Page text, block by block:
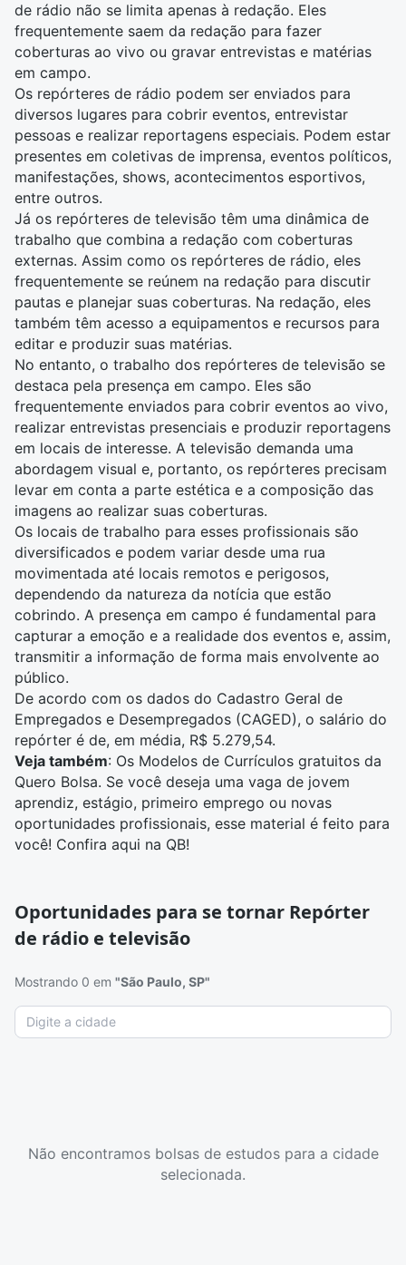
de rádio não se limita apenas à redação. Eles
frequentemente saem da redação para fazer
coberturas ao vivo ou gravar entrevistas e matérias
em campo.
Os repórteres de rádio podem ser enviados para
diversos lugares para cobrir eventos, entrevistar
pessoas e realizar reportagens especiais. Podem estar
presentes em coletivas de imprensa, eventos políticos,
manifestações, shows, acontecimentos esportivos,
entre outros.
Já os repórteres de televisão têm uma dinâmica de
trabalho que combina a redação com coberturas
externas. Assim como os repórteres de rádio, eles
frequentemente se reúnem na redação para discutir
pautas e planejar suas coberturas. Na redação, eles
também têm acesso a equipamentos e recursos para
editar e produzir suas matérias.
No entanto, o trabalho dos repórteres de televisão se
destaca pela presença em campo. Eles são
frequentemente enviados para cobrir eventos ao vivo,
realizar entrevistas presenciais e produzir reportagens
em locais de interesse. A televisão demanda uma
abordagem visual e, portanto, os repórteres precisam
levar em conta a parte estética e a composição das
imagens ao realizar suas coberturas.
Os locais de trabalho para esses profissionais são
diversificados e podem variar desde uma rua
movimentada até locais remotos e perigosos,
dependendo da natureza da notícia que estão
cobrindo. A presença em campo é fundamental para
capturar a emoção e a realidade dos eventos e, assim,
transmitir a informação de forma mais envolvente ao
público.
De acordo com os dados do Cadastro Geral de
Empregados e Desempregados (CAGED), o salário do
repórter é de, em média, R$ 5.279,54.
Veja também: Os Modelos de Currículos gratuitos da
Quero Bolsa. Se você deseja uma vaga de jovem
aprendiz, estágio, primeiro emprego ou novas
oportunidades profissionais, esse material é feito para
você! Confira aqui na QB!
Oportunidades para se tornar Repórter
de rádio e televisão
Mostrando 0 em "São Paulo, SP"
Não encontramos bolsas de estudos para a cidade
selecionada.